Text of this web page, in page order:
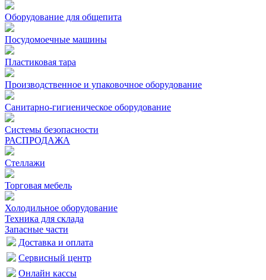
Оборудование для общепита
Посудомоечные машины
Пластиковая тара
Производственное и упаковочное оборудование
Санитарно-гигиеническое оборудование
Системы безопасности
РАСПРОДАЖА
Стеллажи
Торговая мебель
Холодильное оборудование
Техника для склада
Запасные части
Доставка и оплата
Сервисный центр
Онлайн кассы